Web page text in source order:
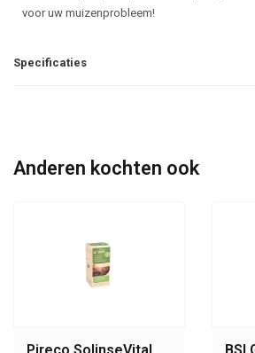
voor uw muizenprobleem!
Specificaties
Anderen kochten ook